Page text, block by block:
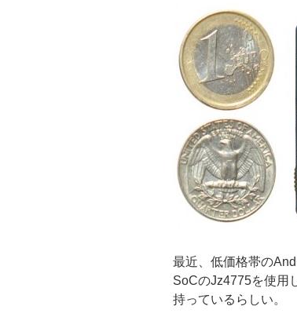
最近、低価格帯の
SoCのJz4775を使用
持っているらしい。